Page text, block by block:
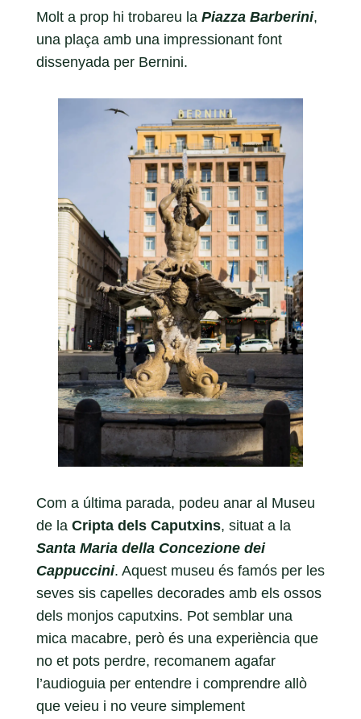
Molt a prop hi trobareu la Piazza Barberini,
una plaça amb una impressionant font
dissenyada per Bernini.
Com a última parada, podeu anar al Museu
de la Cripta dels Caputxins, situat a la
Santa Maria della Concezione dei
Cappuccini. Aquest museu és famós per les
seves sis capelles decorades amb els ossos
dels monjos caputxins. Pot semblar una
mica macabre, però és una experiència que
no et pots perdre, recomanem agafar
l’audioguia per entendre i comprendre allò
que veieu i no veure simplement